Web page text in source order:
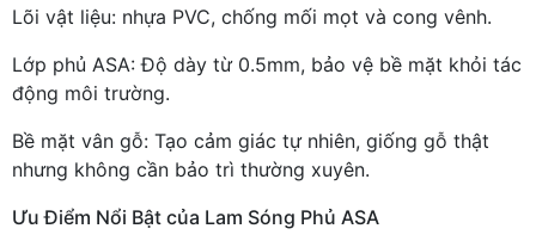
Lõi vật liệu: nhựa PVC, chống mối mọt và cong vênh.
Lớp phủ ASA: Độ dày từ 0.5mm, bảo vệ bề mặt khỏi tác
động môi trường.
Bề mặt vân gỗ: Tạo cảm giác tự nhiên, giống gỗ thật
nhưng không cần bảo trì thường xuyên.
Ưu Điểm Nổi Bật của Lam Sóng Phủ ASA